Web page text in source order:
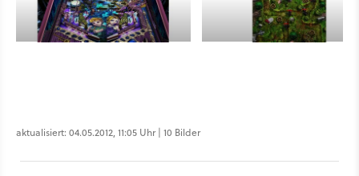
aktualisiert: 04.05.2012, 11:05 Uhr | 10 Bilder